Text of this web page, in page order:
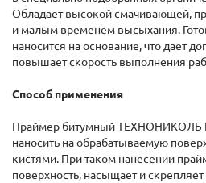
Обладает высокой смачивающей,
и малым временем высыхания.
наносится на основание, что дает
повышает скорость выполнения
Способ применения
Праймер битумный ТЕХНОНИКОЛЬ
наносить на обрабатываемую
кистями. При таком нанесении
поверхность, насыщает и